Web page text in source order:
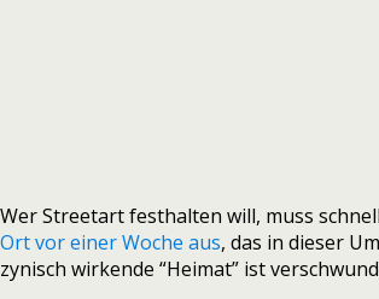
Wer Streetart festhalten will, muss
Ort vor einer Woche aus, das in dieser
zynisch wirkende “Heimat” ist